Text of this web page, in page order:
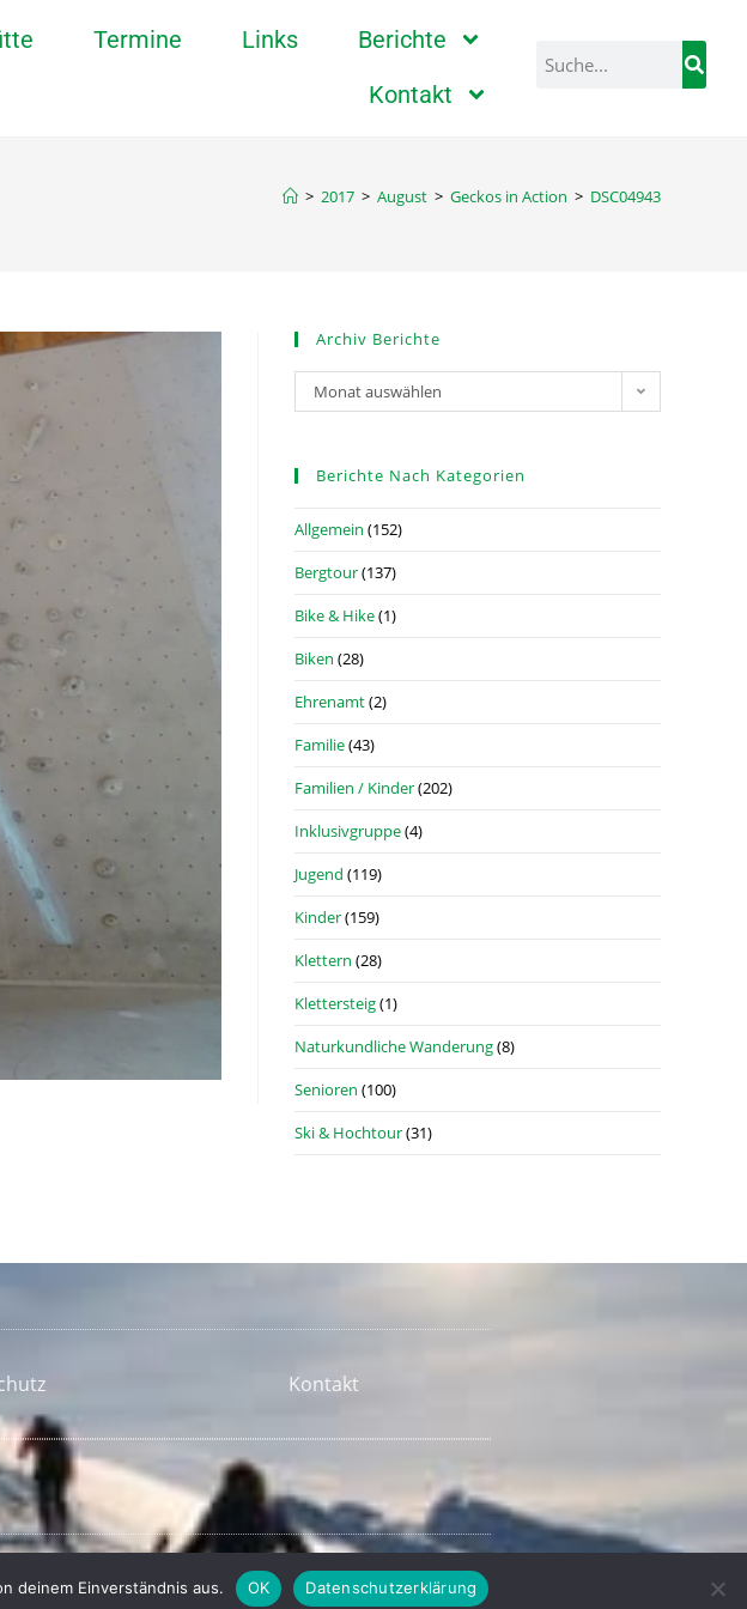
Termine Links
Berichte
Kontakt
> 2017 > August > Geckos in Action > DSC04943
Archiv Berichte
Monat auswählen
Berichte Nach Kategorien
Allgemein (152)
Bergtour(137)
Bike & Hike(1)
Biken (28)
Ehrenamt(2)
Familie(43)
Familien / Kinder(202)
Inklusivgruppe(4)
Jugend (119)
Kinder(159)
Klettern (28)
Klettersteig(1)
Naturkundliche Wanderung(8)
Senioren (100)
Ski & Hochtour(31)
Kontakt
deinem Einverständnis aus. OK Datenschutzerklärung